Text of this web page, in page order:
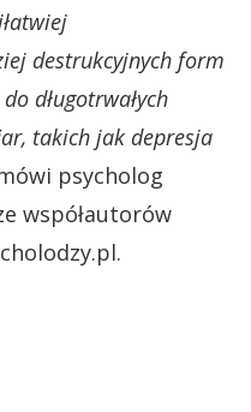
destrukcyjnych form
długotrwałych
takich jak depresja
psycholog
współautorów